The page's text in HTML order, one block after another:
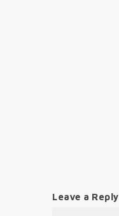
Leave a Reply